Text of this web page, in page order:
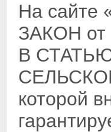
На сайте
ЗАКОН
В
которой